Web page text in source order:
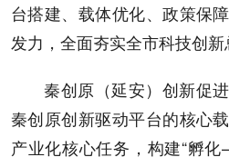
台搭建、载体优化、政策保
发力，全面夯实全市科技创新
秦创原（延安）创新促
秦创原创新驱动平台的核心
产业化核心任务，构建“孵